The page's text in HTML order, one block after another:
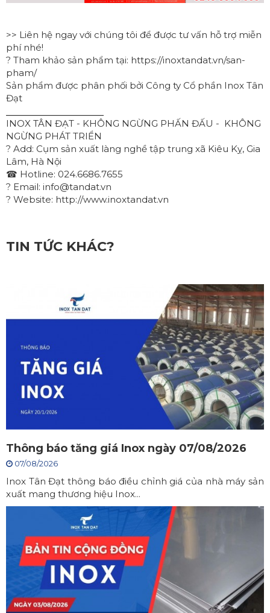
>> Liên hệ ngay với chúng tôi để được tư vấn hỗ trợ miễn
phí nhé!
? Tham khảo sản phẩm tại: https://inoxtandat.vn/san-
pham/
Sản phẩm được phân phối bởi Công ty Cổ phần Inox Tân
Đạt
INOX TÂN ĐẠT - KHÔNG NGỪNG PHẤN ĐẤU - KHÔNG
NGỪNG PHÁT TRIỂN
? Add: Cụm sản xuất làng nghề tập trung xã Kiêu Kỵ, Gia
Lâm, Hà Nội
☎ Hotline: 024.6686.7655
? Email: info@tandat.vn
? Website: http://www.inoxtandat.vn
TIN TỨC KHÁC?
Thông báo tăng giá Inox ngày 07/08/2026
07/08/2026
Inox Tân Đạt thông báo điều chỉnh giá của nhà máy sản
xuất mang thương hiệu Inox...